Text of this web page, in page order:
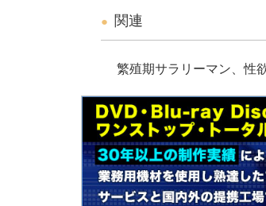
関連
繁殖期サラリーマン、性